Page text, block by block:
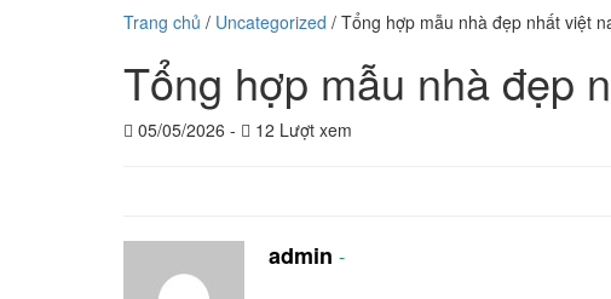
Trang chủ / Uncategorized / Tổng hợp mẫu nhà đẹp nhất việt
Tổng hợp mẫu nhà đẹp
05/05/2026 - 12 Lượt xem
admin -